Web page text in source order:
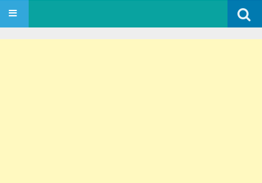
Search
for:
SKIP TO CONTENT